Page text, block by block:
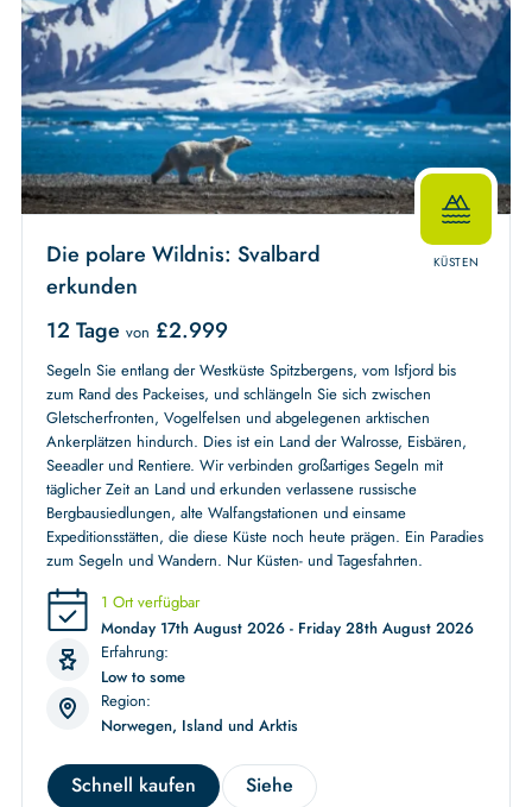
KÜSTEN
Die polare Wildnis: Svalbard
erkunden
12 Tage von £2.999
Segeln Sie entlang der Westküste Spitzbergens, vom Isfjord bis
zum Rand des Packeises, und schlängeln Sie sich zwischen
Gletscherfronten, Vogelfelsen und abgelegenen arktischen
Ankerplätzen hindurch. Dies ist ein Land der Walrosse, Eisbären,
Seeadler und Rentiere. Wir verbinden großartiges Segeln mit
täglicher Zeit an Land und erkunden verlassene russische
Bergbausiedlungen, alte Walfangstationen und einsame
Expeditionsstätten, die diese Küste noch heute prägen. Ein Paradies
zum Segeln und Wandern. Nur Küsten- und Tagesfahrten.
1 Ort verfügbar
Monday 17th August 2026 - Friday 28th August 2026
Erfahrung:
Low to some
Region:
Norwegen, Island und Arktis
Schnell kaufen Siehe